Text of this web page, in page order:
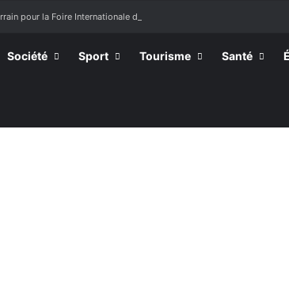
pour la Foire Internationale de Lomé
Société Sport Tourisme Santé